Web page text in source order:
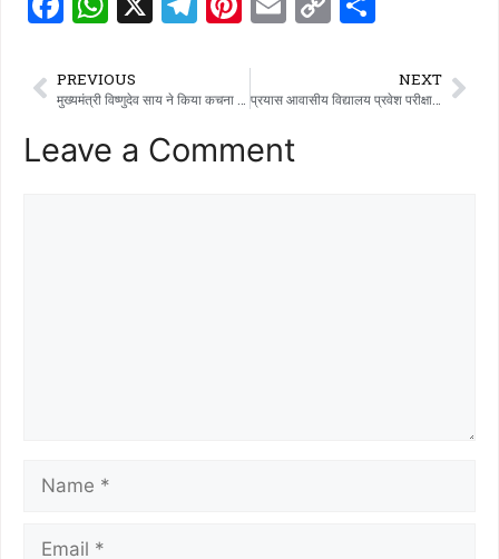
c
e
b
at
s
A
g
ra
te
re
st
l y
ar
e
PREVIOUS NEXT
प्रयास आवासीय विद्यालय प्रवेश परीक्षा: मॉडल उत्तर जारी
Leave a Comment